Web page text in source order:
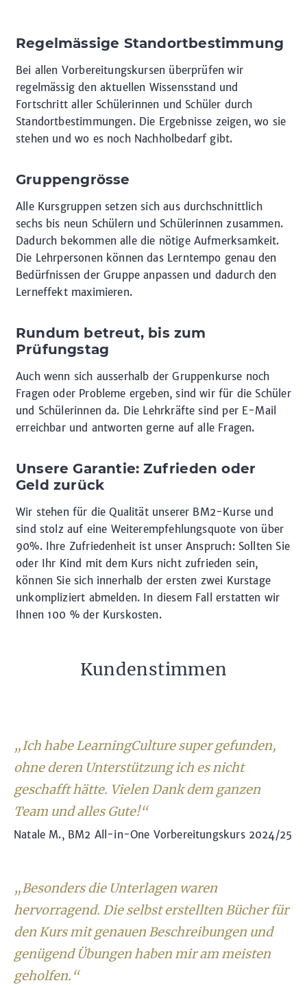
Regelmässige Standortbestimmung
Bei allen Vorbereitungskursen überprüfen wir
regelmässig den aktuellen Wissensstand und
Fortschritt aller Schülerinnen und Schüler durch
Standortbestimmungen. Die Ergebnisse zeigen, wo sie
stehen und wo es noch Nachholbedarf gibt.
Gruppengrösse
Alle Kursgruppen setzen sich aus durchschnittlich
sechs bis neun Schülern und Schülerinnen zusammen.
Dadurch bekommen alle die nötige Aufmerksamkeit.
Die Lehrpersonen können das Lerntempo genau den
Bedürfnissen der Gruppe anpassen und dadurch den
Lerneffekt maximieren.
Rundum betreut, bis zum
Prüfungstag
Auch wenn sich ausserhalb der Gruppenkurse noch
Fragen oder Probleme ergeben, sind wir für die Schüler
und Schülerinnen da. Die Lehrkräfte sind per E-Mail
erreichbar und antworten gerne auf alle Fragen.
Unsere Garantie: Zufrieden oder
Geld zurück
Wir stehen für die Qualität unserer BM2-Kurse und
sind stolz auf eine Weiterempfehlungsquote von über
90%. Ihre Zufriedenheit ist unser Anspruch: Sollten Sie
oder Ihr Kind mit dem Kurs nicht zufrieden sein,
können Sie sich innerhalb der ersten zwei Kurstage
unkompliziert abmelden. In diesem Fall erstatten wir
Ihnen 100 % der Kurskosten.
Kundenstimmen
„Ich habe LearningCulture super gefunden,
ohne deren Unterstützung ich es nicht
geschafft hätte. Vielen Dank dem ganzen
Team und alles Gute!“
Natale M., BM2 All-in-One Vorbereitungskurs 2024/25
„Besonders die Unterlagen waren
hervorragend. Die selbst erstellten Bücher für
den Kurs mit genauen Beschreibungen und
genügend Übungen haben mir am meisten
geholfen.“